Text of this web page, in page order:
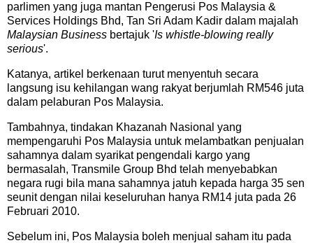
parlimen yang juga mantan Pengerusi Pos Malaysia &
Services Holdings Bhd, Tan Sri Adam Kadir dalam majalah
Malaysian Business bertajuk 'Is whistle-blowing really
serious'.
Katanya, artikel berkenaan turut menyentuh secara
langsung isu kehilangan wang rakyat berjumlah RM546 juta
dalam pelaburan Pos Malaysia.
Tambahnya, tindakan Khazanah Nasional yang
mempengaruhi Pos Malaysia untuk melambatkan penjualan
sahamnya dalam syarikat pengendali kargo yang
bermasalah, Transmile Group Bhd telah menyebabkan
negara rugi bila mana sahamnya jatuh kepada harga 35 sen
seunit dengan nilai keseluruhan hanya RM14 juta pada 26
Februari 2010.
Sebelum ini, Pos Malaysia boleh menjual saham itu pada